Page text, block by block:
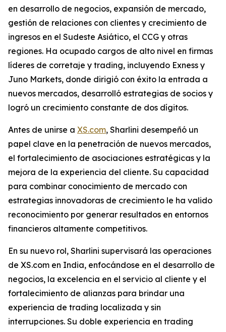
en desarrollo de negocios, expansión de mercado,
gestión de relaciones con clientes y crecimiento de
ingresos en el Sudeste Asiático, el CCG y otras
regiones. Ha ocupado cargos de alto nivel en firmas
líderes de corretaje y trading, incluyendo Exness y
Juno Markets, donde dirigió con éxito la entrada a
nuevos mercados, desarrolló estrategias de socios y
logró un crecimiento constante de dos dígitos.
Antes de unirse a XS.com, Sharlini desempeñó un
papel clave en la penetración de nuevos mercados,
el fortalecimiento de asociaciones estratégicas y la
mejora de la experiencia del cliente. Su capacidad
para combinar conocimiento de mercado con
estrategias innovadoras de crecimiento le ha valido
reconocimiento por generar resultados en entornos
financieros altamente competitivos.
En su nuevo rol, Sharlini supervisará las operaciones
de XS.com en India, enfocándose en el desarrollo de
negocios, la excelencia en el servicio al cliente y el
fortalecimiento de alianzas para brindar una
experiencia de trading localizada y sin
interrupciones. Su doble experiencia en trading